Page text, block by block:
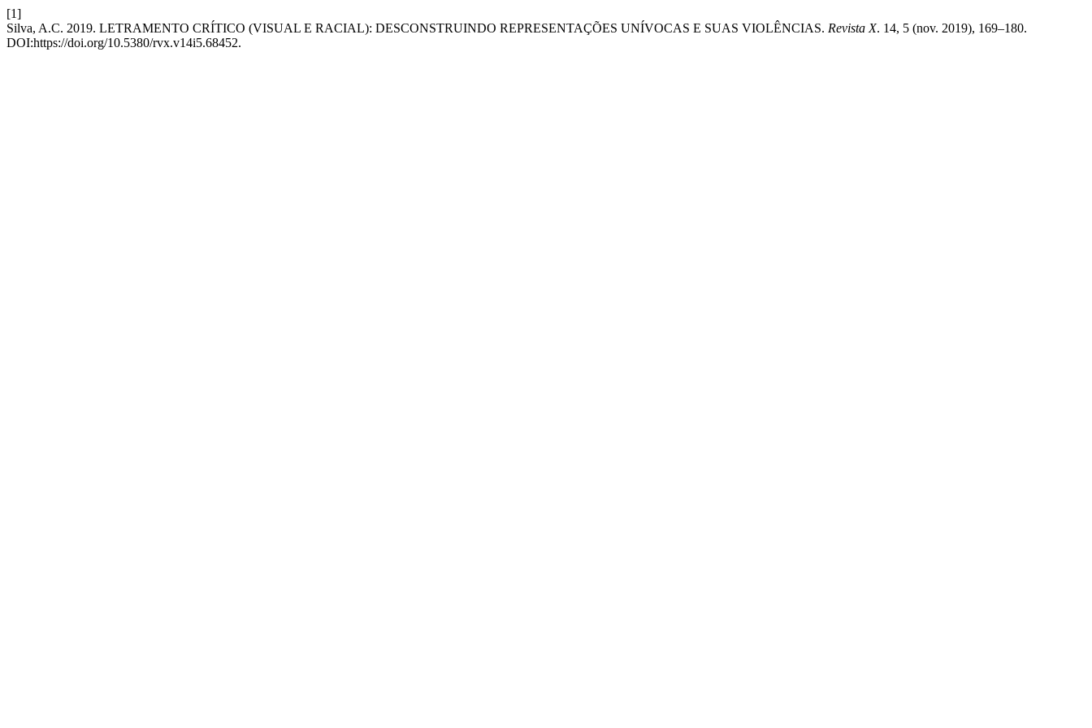
[1]
Silva, A.C. 2019. LETRAMENTO CRÍTICO (VISUAL E RACIAL): DESCONSTRUINDO REPRESENTAÇÕES UNÍVOCAS E SUAS VIOLÊNCIAS. Revista X. 14, 5 (nov. 2019), 169–180.
DOI:https://doi.org/10.5380/rvx.v14i5.68452.